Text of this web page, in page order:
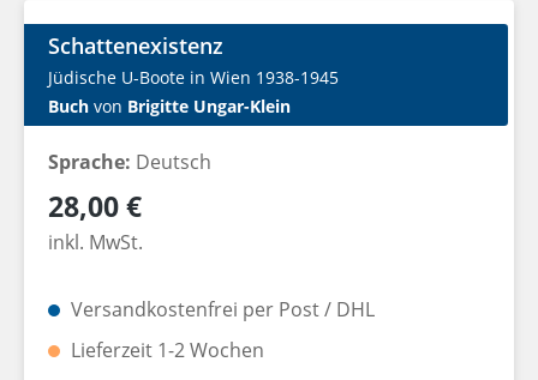
Schattenexistenz
Jüdische U-Boote in Wien 1938-1945
Buch von Brigitte Ungar-Klein
Sprache: Deutsch
Regulärer Preis:
28,00 €
inkl. MwSt.
Versandkostenfrei per Post / DHL
Lieferzeit 1-2 Wochen